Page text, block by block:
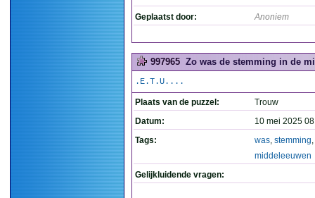
Geplaatst door: Anoniem
997965 Zo was de stemming in de
.E.T.U....
Plaats van de puzzel:
Trouw
Datum:
10 mei 2025
Tags:
was, stemming,
middeleeuwen
Gelijkluidende vragen: